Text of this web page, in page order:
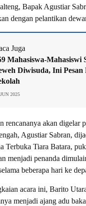
Bapak Agustiar
dengan pelantikan
Juga
Mahasiswa-Mahasiswi
Diwisuda, Ini Pesan
2025
rencananya akan digelar
Agustiar Sabran,
Tiara Batara,
menjadi penanda
beberapa hari ke
acara ini, Barito
menjadi ajang adu